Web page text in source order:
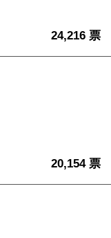
24,216 票
20,154 票